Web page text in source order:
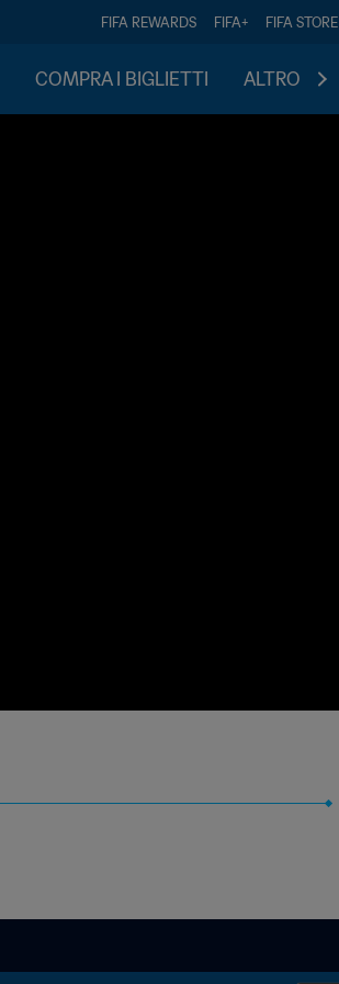
FIFA REWARDS FIFA+ FIFA STORE
COMPRA I BIGLIETTI ALTRO